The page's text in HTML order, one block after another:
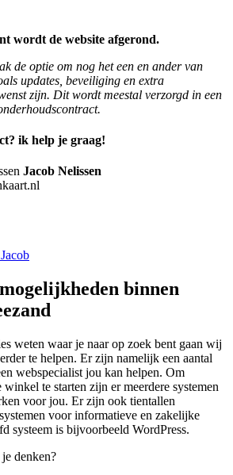
wordt de website afgerond.
de optie om nog het een en ander van
updates, beveiliging en extra
zijn. Dit wordt meestal verzorgd in een
ik help je graag!
Jacob Nelissen
binnen
weten waar je naar op zoek bent gaan wij
te helpen. Er zijn namelijk een aantal
webspecialist jou kan helpen. Om
te starten zijn er meerdere systemen
voor jou. Er zijn ook tientallen
voor informatieve en zakelijke
systeem is bijvoorbeeld WordPress.
denken?